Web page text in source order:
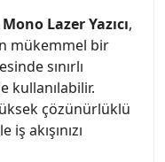
Lazer Yazıcı,
mükemmel bir
sınırlı
kullanılabilir.
çözünürlüklü
akışınızı